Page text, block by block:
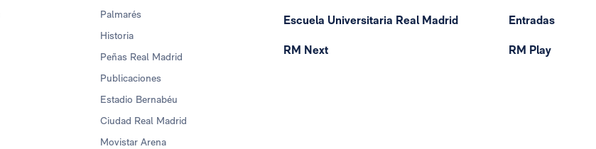
Palmarés
Historia
Peñas Real Madrid
Publicaciones
Estadio Bernabéu
Ciudad Real Madrid
Movistar Arena
Escuela Universitaria Real Madrid
RM Next
Entradas
RM Play